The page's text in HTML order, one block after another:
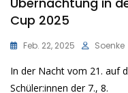
Cup 2025
Feb. 22, 2025 Soenke
In der Nacht vom 21. auf
Schüler:innen der 7., 8.